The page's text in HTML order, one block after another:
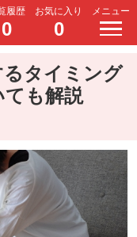
履歴
0
お気に入り
0
メニュー
タイミング
ても解説